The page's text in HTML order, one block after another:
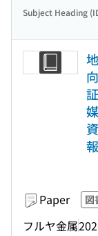
Subject Heading
Paper 図
フルヤ金属